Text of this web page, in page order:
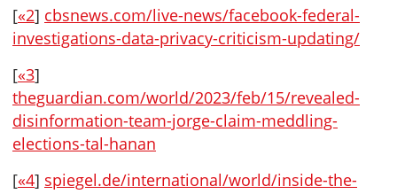
[«2] cbsnews.com/live-news/facebook-federal-
investigations-data-privacy-criticism-updating/
[«3]
theguardian.com/world/2023/feb/15/revealed-
disinformation-team-jorge-claim-meddling-
elections-tal-hanan
[«4] spiegel.de/international/world/inside-the-